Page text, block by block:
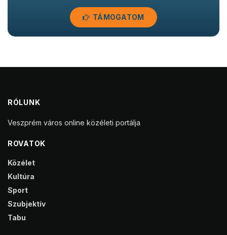
TÁMOGATOM
RÓLUNK
Veszprém város online közéleti portálja
ROVATOK
Közélet
Kultúra
Sport
Szubjektív
Tabu